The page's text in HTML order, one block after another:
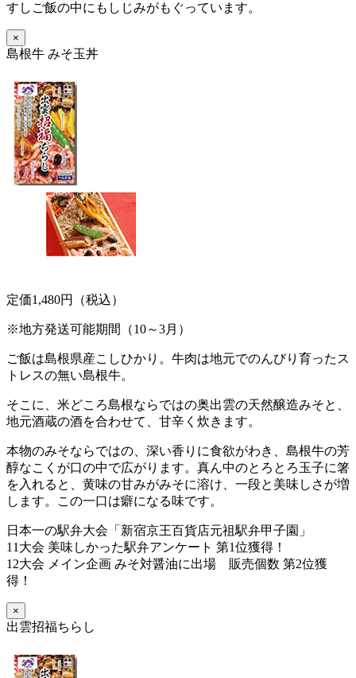
すしご飯の中にもしじみがもぐっています。
×
島根牛 みそ玉丼
定価1,480円（税込）
※地方発送可能期間（10～3月）
ご飯は島根県産こしひかり。牛肉は地元でのんびり育ったス
トレスの無い島根牛。
そこに、米どころ島根ならではの奥出雲の天然醸造みそと、
地元酒蔵の酒を合わせて、甘辛く炊きます。
本物のみそならではの、深い香りに食欲がわき、島根牛の芳
醇なこくが口の中で広がります。真ん中のとろとろ玉子に箸
を入れると、黄味の甘みがみそに溶け、一段と美味しさが増
します。この一口は癖になる味です。
日本一の駅弁大会「新宿京王百貨店元祖駅弁甲子園」
11大会 美味しかった駅弁アンケート 第1位獲得！
12大会 メイン企画 みそ対醤油に出場 販売個数 第2位獲
得！
×
出雲招福ちらし